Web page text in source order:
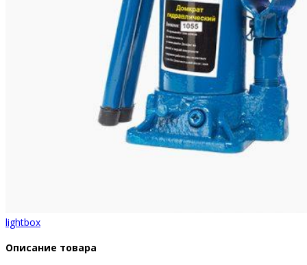
lightbox
Описание товара